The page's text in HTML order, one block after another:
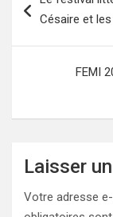
de
Césaire et
FEMI
Laisser
Votre adresse